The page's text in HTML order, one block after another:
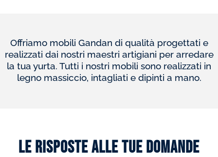
Offriamo mobili Gandan di qualità progettati e
realizzati dai nostri maestri artigiani per arredare
la tua yurta. Tutti i nostri mobili sono realizzati in
legno massiccio, intagliati e dipinti a mano.
Le risposte alle tue domande